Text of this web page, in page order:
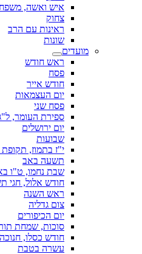
איש ואשה,
צחוק
ראינות עם הרב
שונות
מועדים
ראש חודש
פסח
חודש אייר
יום העצמאות
פסח שני
ספירת העומר,
יום ירושלים
שבועות
י"ז בתמוז,
תשעה באב
שבת נחמו, ט"ו
חודש אלול, חגי
ראש השנה
צום גדליה
יום הכיפורים
סוכות, שמחת
חודש כסלו, חנוכה
עשרה בטבת